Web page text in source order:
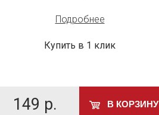
Подробнее
149 р. В КОРЗИНУ
Купить в 1 клик